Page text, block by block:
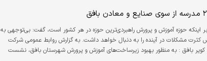
بر اینکه حوزه آموزش و پرورش راهبردی‌ترین حوزه در هر کشور است، گفت: بی‌توجهی به
کثرت مشکلات در آینده را به دنبال خواهد داشت. به گزارش روابط عمومی شرکت
بافق : به منظور بهبود زیرساخت‌های آموزش و پرورش شهرستان بافق، نشست